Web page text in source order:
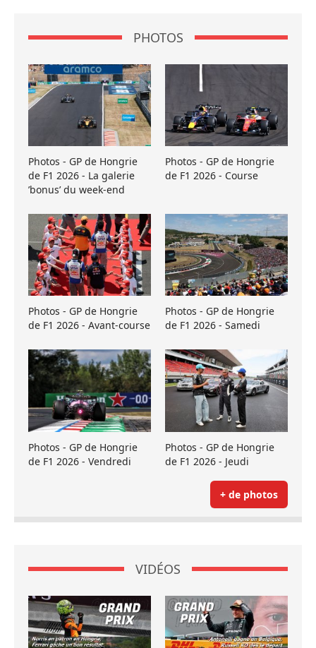
PHOTOS
Photos - GP de Hongrie
de F1 2026 - La galerie
’bonus’ du week-end
Photos - GP de Hongrie
de F1 2026 - Course
Photos - GP de Hongrie
de F1 2026 - Avant-course
Photos - GP de Hongrie
de F1 2026 - Samedi
Photos - GP de Hongrie
de F1 2026 - Vendredi
Photos - GP de Hongrie
de F1 2026 - Jeudi
+ de photos
VIDÉOS